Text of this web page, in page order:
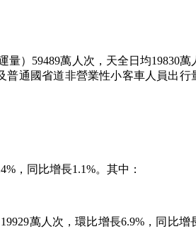
）59489萬人次，天全日均19830萬
通國省道非營業性小客車人員出行
，同比增長1.1%。其中：
萬人次，環比增長6.9%，同比增